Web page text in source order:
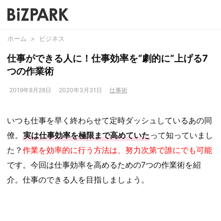
ホーム > ビジネス
仕事ができる人に！仕事効率を“劇的に”上げる7
つの作業術
2019年8月28日 2020年3月31日 仕事術
いつも仕事を早く終わらせて定時ダッシュしているあの同
僚。 実は仕事効率を極限まで高めていたって知っていまし
た？ 作業を効率的に行う方法は、努力次第で誰にでも可能
です。今回は仕事効率を高めるための7つの作業術を紹
介。仕事のできる人を目指しましょう。